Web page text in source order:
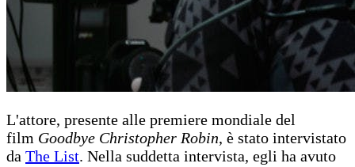
L'attore, presente alle premiere mondiale del
film Goodbye Christopher Robin, è stato intervistato
da The List. Nella suddetta intervista, egli ha avuto